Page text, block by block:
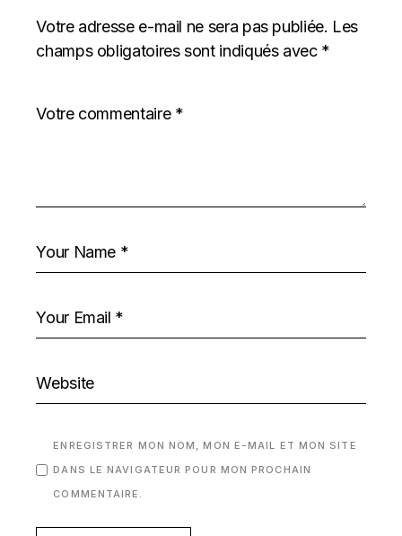
Votre adresse e-mail ne sera pas publiée. Les
champs obligatoires sont indiqués avec *
ENREGISTRER MON NOM, MON E-MAIL ET MON SITE
DANS LE NAVIGATEUR POUR MON PROCHAIN
COMMENTAIRE.